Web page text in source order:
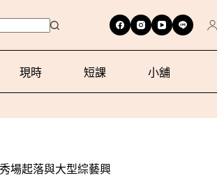
現時 短課 小舖
場起落與大型綜藝興